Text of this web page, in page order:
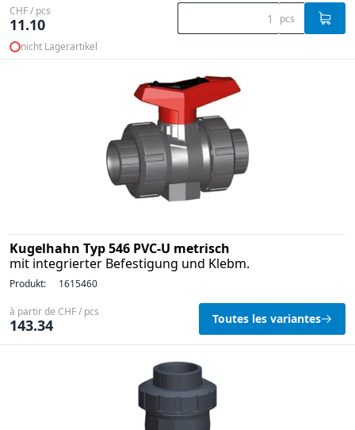
CHF / pcs
11.10 pcs
nicht Lagerartikel
Kugelhahn Typ 546 PVC-U metrisch
mit integrierter Befestigung und Klebm.
Produkt: 1615460
à partir de CHF / pcs
143.34 Toutes les variantes